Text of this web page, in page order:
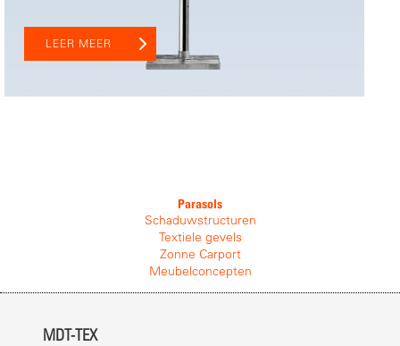
LEER MEER
Parasols
Schaduwstructuren
Textiele gevels
Zonne Carport
Meubelconcepten
MDT-TEX